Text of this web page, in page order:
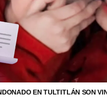
EN TULTITLÁN SON